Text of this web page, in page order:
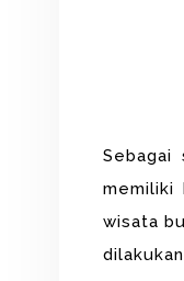
Sebagai
memiliki
wisata